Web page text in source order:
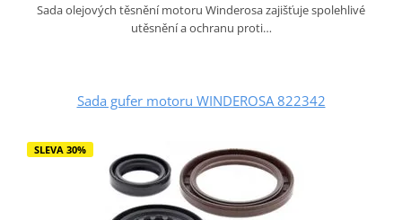
Sada olejových těsnění motoru Winderosa zajišťuje spolehlivé
utěsnění a ochranu proti…
Sada gufer motoru WINDEROSA 822342
SLEVA 30%